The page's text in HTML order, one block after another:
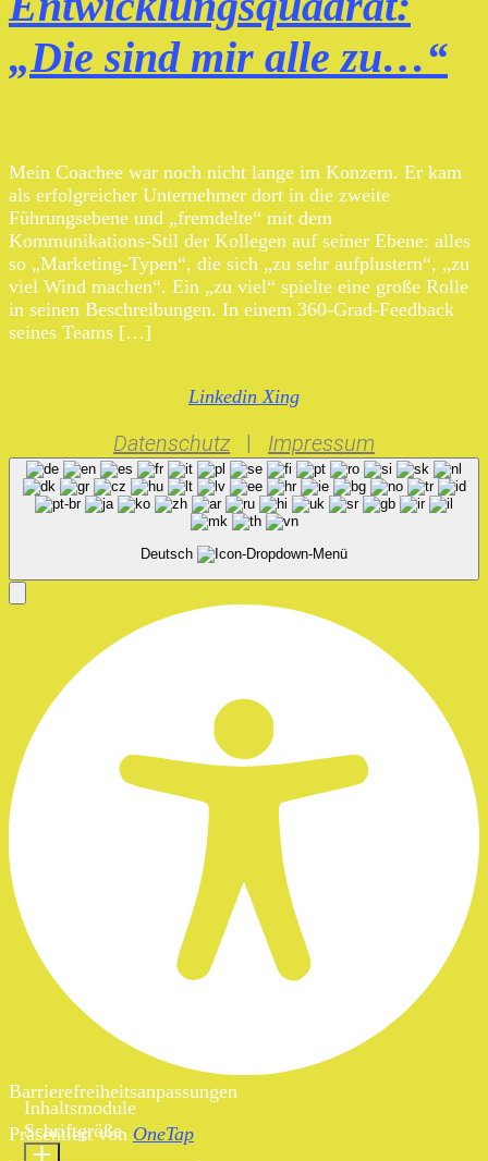
„Die sind mir alle zu…“
Mein Coachee war noch nicht lange im Konzern. Er kam
als erfolgreicher Unternehmer dort in die zweite
Führungsebene und „fremdelte“ mit dem
Kommunikations-Stil der Kollegen auf seiner Ebene: alles
so „Marketing-Typen“, die sich „zu sehr aufplustern“, „zu
viel Wind machen“. Ein „zu viel“ spielte eine große Rolle
in seinen Beschreibungen. In einem 360-Grad-Feedback
seines Teams […]
Linkedin Xing
Datenschutz| Impressum
Deutsch
Barrierefreiheitsanpassungen
Präsentiert von OneTap
Inhaltsmodule
Schriftgröße